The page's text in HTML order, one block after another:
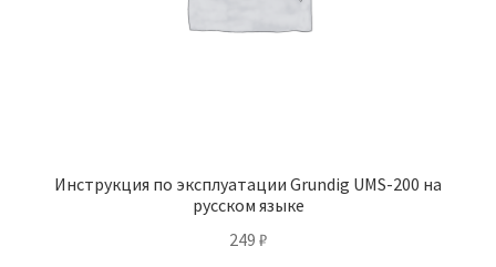
Инструкция по эксплуатации Grundig UMS-200 на
русском языке
249 ₽